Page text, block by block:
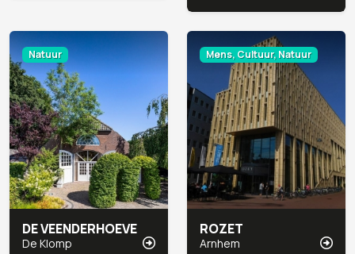
Natuur
DE VEENDERHOEVE
De Klomp
Mens, Cultuur, Natuur
ROZET
Arnhem